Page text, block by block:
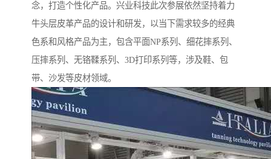
念，打造个性化产品。兴业科技此次参展依然坚持着力
牛头层皮革产品的设计和研发，以当下需求较多的经典
色系和风格产品为主，包含平面NP系列、细花摔系列、
压摔系列、无铬鞣系列、3D打印系列等，涉及鞋、包
带、沙发等皮材领域。